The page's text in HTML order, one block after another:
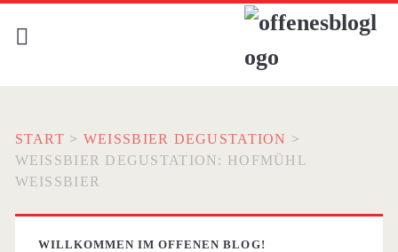
START > WEISSBIER DEGUSTATION
>
WEISSBIER DEGUSTATION: HOFMÜHL W
EISSBIER
WILLKOMMEN IM OFFENEN BLOG!